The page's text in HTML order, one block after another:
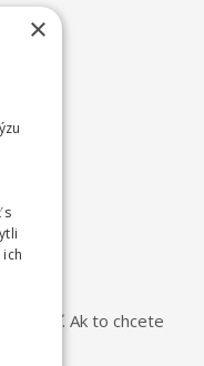
zrušiť. Ak to chcete
×
s